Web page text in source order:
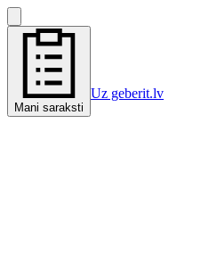
Mani saraksti
Uz geberit.lv